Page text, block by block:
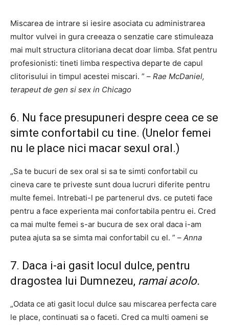
Miscarea de intrare si iesire asociata cu administrarea
multor vulvei in gura creeaza o senzatie care stimuleaza
mai mult structura clitoriana decat doar limba. Sfat pentru
profesionisti: tineti limba respectiva departe de capul
clitorisului in timpul acestei miscari. ” – Rae McDaniel,
terapeut de gen si sex in Chicago
6. Nu face presupuneri despre ceea ce se
simte confortabil cu tine. (Unelor femei
nu le place nici macar sexul oral.)
„Sa te bucuri de sex oral si sa te simti confortabil cu
cineva care te priveste sunt doua lucruri diferite pentru
multe femei. Intrebati-l pe partenerul dvs. ce puteti face
pentru a face experienta mai confortabila pentru ei. Cred
ca mai multe femei s-ar bucura de sex oral daca i-am
putea ajuta sa se simta mai confortabil cu el. ” – Anna
7. Daca i-ai gasit locul dulce, pentru
dragostea lui Dumnezeu, ramaiacolo.
„Odata ce ati gasit locul dulce sau miscarea perfecta care
le place, continuati sa o faceti. Cred ca multi oameni se